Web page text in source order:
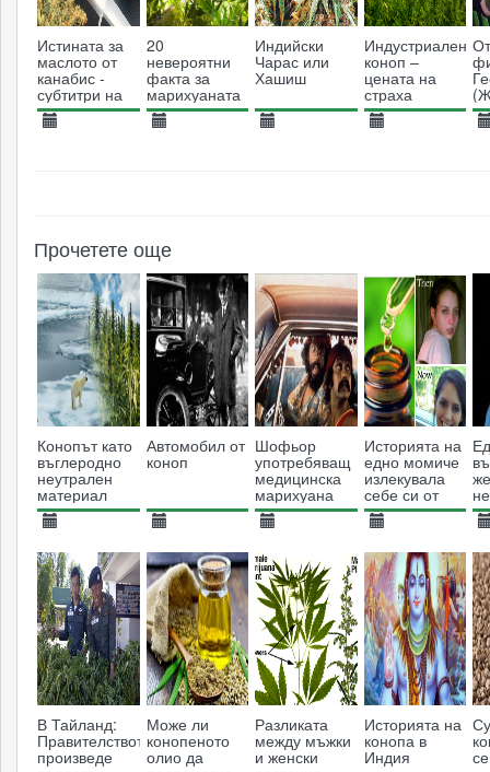
Истината за
маслото от
канабис -
субтитри на
български
20
невероятни
факта за
марихуаната
Индийски
Чарас или
Хашиш
Индустриален
коноп –
цената на
страха
Прочетете още
Конопът като
въглеродно
неутрален
материал
3379
Автомобил от
коноп
3756
Шофьор
употребяващ
медицинска
марихуана
печели
съдебна
6884
Историята на
едно момиче
излекувала
себе си от
лаймска
болест с олио
24673
В Тайланд:
Правителството
произведе
Може ли
конопеното
олио да
Разликата
между мъжки
и женски
Историята на
конопа в
Индия